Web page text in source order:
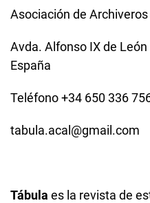
Asociación de
Avda. Alfonso IX de
España
Teléfono +34 650 336
tabula.acal@gmail.com
Tábula es la revista de